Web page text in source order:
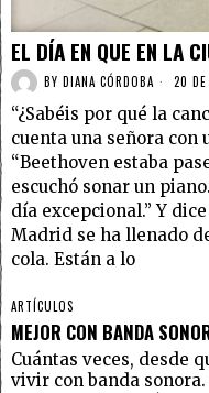
EL DÍA EN QUE EN LA
BY DIANA CÓRDOBA 20
“¿Sabéis por qué la
cuenta una señora con
“Beethoven estaba
escuchó sonar un
día excepcional.” Y
Madrid se ha llenado
cola. Están a lo
ARTÍCULOS
MEJOR CON BANDA
Cuántas veces, desde
vivir con banda